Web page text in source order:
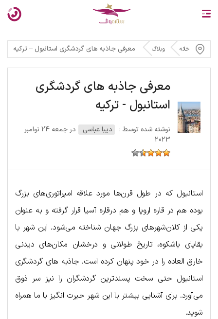
خانه وبلاگ معرفی جاذبه های گردشگری استانبول – ترکیه
معرفی جاذبه های گردشگری
استانبول - ترکیه
نوشته شده توسط : دیبا عباسی
در جمعه 24 نوامبر
2023
استانبول که در طول قرن‌ها مورد علاقه امپراتوری‌های بزرگ
بوده هم در قاره اروپا و هم درقاره آسیا قرار گرفته و به عنوان
یکی از کلان‌شهرهای بزرگ جهان شناخته می‌شود. این شهر با
بقایای باشکوه، تاریخ طولانی و درخشان مکان‌های دیدنی
خارق العاده را در خود پنهان کرده است. جاذبه های گردشگری
استانبول حتی سخت پسندترین گردشگران را نیز سر ذوق
می‌آورد. برای آشنایی بیشتر با این شهر حیرت انگیز با ما همراه
شوید.